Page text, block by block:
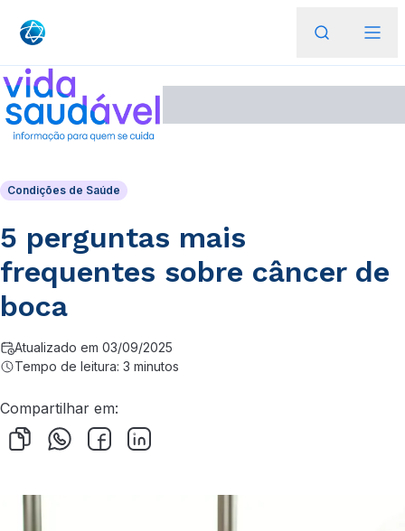
Condições de Saúde
5 perguntas mais
frequentes sobre câncer de
boca
Atualizado em 03/09/2025
Tempo de leitura: 3 minutos
Compartilhar em: